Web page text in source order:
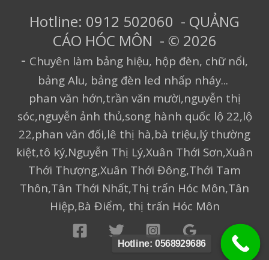
Hotline: 0912 502060 - QUẢNG
CÁO HÓC MÔN - © 2026
- Chuyên làm bảng hiệu, hộp đèn, chữ nổi,
bảng Alu, bảng đèn led nhấp nháy...
phan văn hớn,trần văn mười,nguyễn thị
sóc,nguyễn ảnh thủ,song hành quốc lộ 22,lộ
22,phan văn đối,lê thị hà,bà triệu,lý thường
kiệt,tô ký,Nguyễn Thị Lý,Xuân Thới Sơn,Xuân
Thới Thượng,Xuân Thới Đông,Thới Tam
Thôn,Tân Thới Nhất,Thị trấn Hóc Môn,Tân
Hiệp,Bà Điểm, thị trấn Hóc Môn
Hotline: 0568929686